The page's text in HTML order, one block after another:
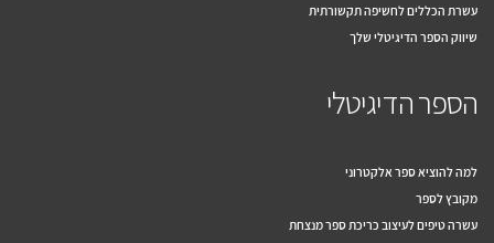
עשרת הכללים לחשיפה תקשורתית
שיווק הספר הדיגיטלי שלך
הספר הדיגיטלי
למה להוציא ספר אלקטרוני
מקובץ לספר
עשרה טיפים לעיצוב כריכת ספר מנצחת